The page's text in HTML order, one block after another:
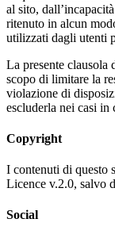
al sito,
ritenuto in alcun
utilizzati dagli utenti
La presente clausola
scopo di limitare la
violazione di
escluderla nei casi in
Copyright
I contenuti di questo
Licence v.2.0, salvo
Social